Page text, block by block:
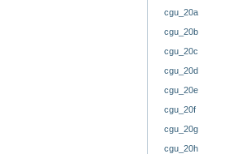
cgu_20a
cgu_20b
cgu_20c
cgu_20d
cgu_20e
cgu_20f
cgu_20g
cgu_20h